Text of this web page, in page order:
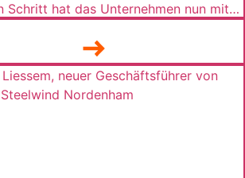
Schritt hat das Unternehmen nun mit
RSC Röhrenhandel GmbH in Hoberg
GmbH gemacht. Mit der Maßnahme
seinen Marktanteil im Bereich der
„Mit der 2018 erfolgten